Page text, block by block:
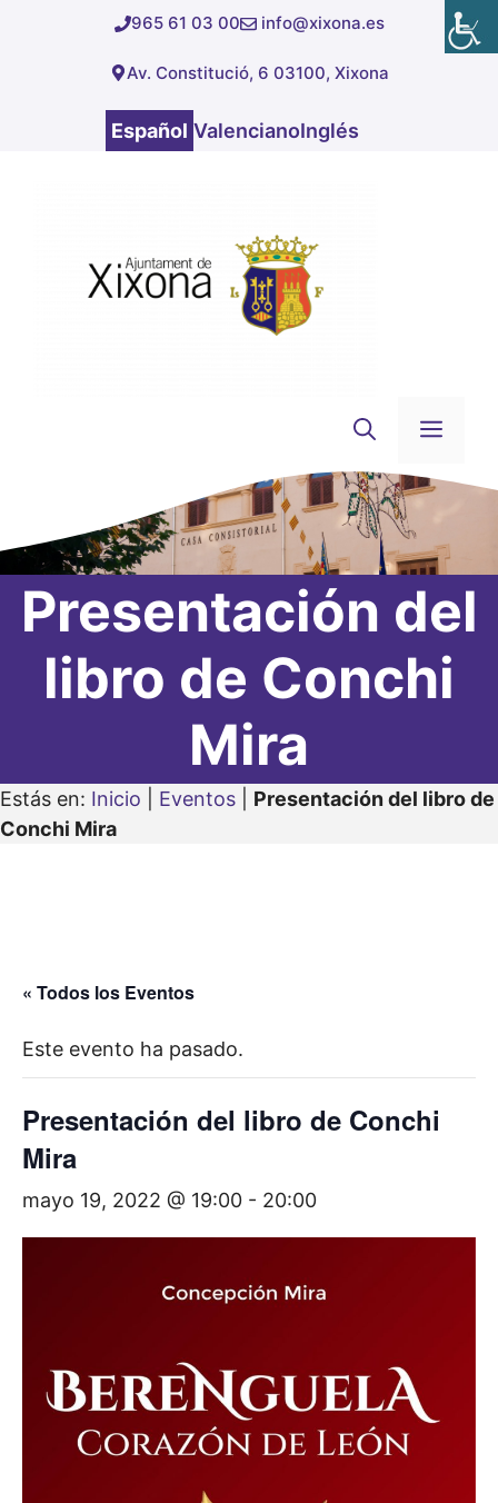
965 61 03 00 info@xixona.es
Av. Constitució, 6 03100, Xixona
Español ValencianoInglés
Presentación del
libro de Conchi
Mira
Estás en: Inicio Eventos
Presentación del libro de
Conchi Mira
« Todos los Eventos
Este evento ha pasado.
Presentación del libro de Conchi
Mira
mayo 19, 2022 @ 19:00 - 20:00